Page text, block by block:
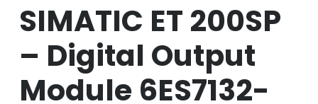
SIMATIC ET 200SP
– Digital Output
Module 6ES7132-